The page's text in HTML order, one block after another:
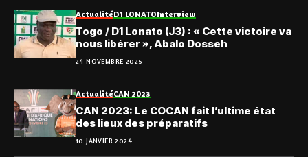
ActualitéD1 LONATOInterview
Togo / D1 Lonato (J3) : « Cette victoire va
nous libérer », Abalo Dosseh
24 NOVEMBRE 2025
ActualitéCAN 2023
CAN 2023: Le COCAN fait l’ultime état
des lieux des préparatifs
10 JANVIER 2024